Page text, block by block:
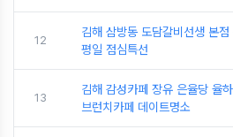
12
김해 삼방동 도담갈비선생 본
평일 점심특선
13
김해 감성카페 장유 은율당 율
브런치카페 데이트명소